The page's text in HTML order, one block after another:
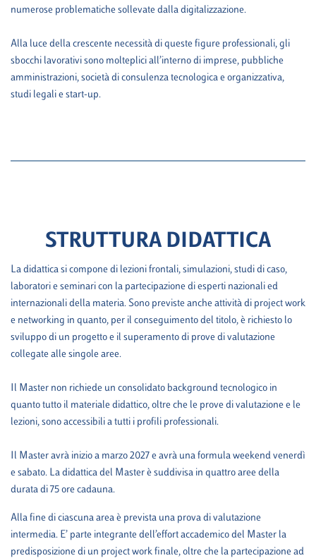
numerose problematiche sollevate dalla digitalizzazione.
Alla luce della crescente necessità di queste figure professionali, gli
sbocchi lavorativi sono molteplici all’interno di imprese, pubbliche
amministrazioni, società di consulenza tecnologica e organizzativa,
studi legali e start-up.
STRUTTURA DIDATTICA
La didattica si compone di lezioni frontali, simulazioni, studi di caso,
laboratori e seminari con la partecipazione di esperti nazionali ed
internazionali della materia. Sono previste anche attività di project work
e networking in quanto, per il conseguimento del titolo, è richiesto lo
sviluppo di un progetto e il superamento di prove di valutazione
collegate alle singole aree.
Il Master non richiede un consolidato background tecnologico in
quanto tutto il materiale didattico, oltre che le prove di valutazione e le
lezioni, sono accessibili a tutti i profili professionali.
Il Master avrà inizio a marzo 2027 e avrà una formula weekend venerdì
e sabato. La didattica del Master è suddivisa in quattro aree della
durata di 75 ore cadauna.
Alla fine di ciascuna area è prevista una prova di valutazione
intermedia. E’ parte integrante dell’effort accademico del Master la
predisposizione di un project work finale, oltre che la partecipazione ad